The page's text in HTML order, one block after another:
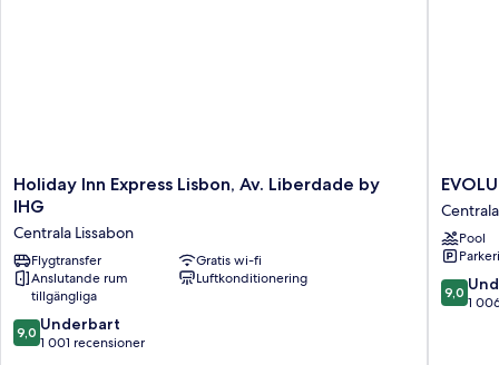
Holiday
Inn
Lisbon,
Av.
Liberdade
IHG
Centrala
Holiday Inn Express Lisbon, Av. Liberdade by
IHG
Centrala Lissabon
Flygtransfer
Gratis wi-fi
Anslutande rum
tillgängliga
Luftkonditionering
9.0
av
9,0 Underbart
1 001 recensioner
Lisboa
Hotel
Centrala
Lissabon
Pool
9.0
av
9,0
1